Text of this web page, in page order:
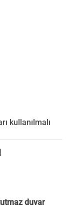
kullanılmalı
duvar